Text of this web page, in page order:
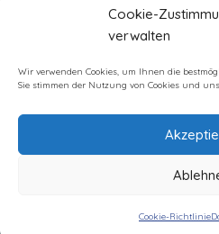
Cookie-
verwalten
Wir verwenden Cookies, um Ihnen die
Sie stimmen der Nutzung von Cookies und
Cookie-Richtlinie
Cookie-Richtlinie (EU)
Barrierefreiheit
Homerent Immobilien